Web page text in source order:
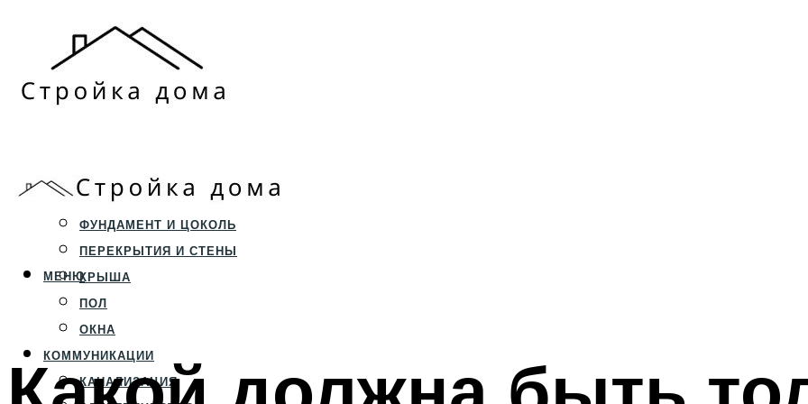
СТРОИТЕЛЬСТВО
ФУНДАМЕНТ И ЦОКОЛЬ
ПЕРЕКРЫТИЯ И СТЕНЫ
КРЫША
ПОЛ
ОКНА
КОММУНИКАЦИИ
КАНАЛИЗАЦИЯ
МЕНЮ